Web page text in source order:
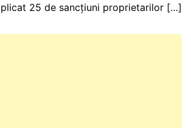
25 de sancțiuni proprietarilor […]